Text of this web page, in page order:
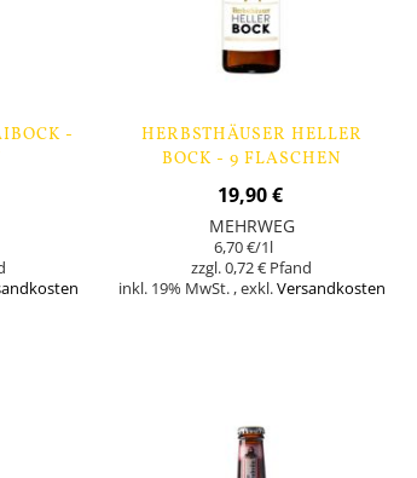
-
HERBSTHÄUSER HELLER
BOCK - 9 FLASCHEN
19,90 €
MEHRWEG
6,70 €/1l
0,72 €
inkl. 19% MwSt. ,exkl.Versandkosten